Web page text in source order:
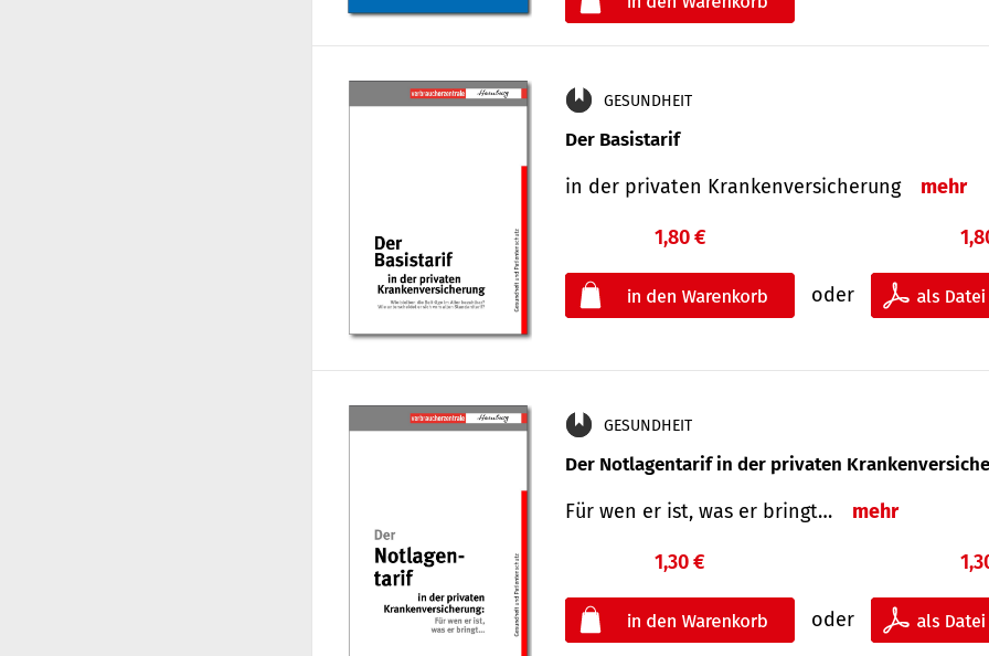
GESUNDHEIT
Der Basistarif
in der privaten Kran­ken­ver­siche­rung mehr
1,80 €
oder
GESUNDHEIT
Der Notlagentarif in der privaten
Für wen er ist, was er bringt… mehr
1,30 €
oder